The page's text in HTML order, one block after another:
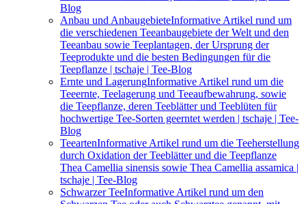
Blog
Anbau und AnbaugebieteInformative Artikel rund um
die verschiedenen Teeanbaugebiete der Welt und den
Teeanbau sowie Teeplantagen, der Ursprung der
Teeprodukte und die besten Bedingungen für die
Teepflanze | tschaje | Tee-Blog
Ernte und LagerungInformative Artikel rund um die
Teeernte, Teelagerung und Teeaufbewahrung, sowie
die Teepflanze, deren Teeblätter und Teeblüten für
hochwertige Tee-Sorten geerntet werden | tschaje | Tee-
Blog
TeeartenInformative Artikel rund um die Teeherstellung
durch Oxidation der Teeblätter und die Teepflanze
Thea Camellia sinensis sowie Thea Camellia assamica |
tschaje | Tee-Blog
Schwarzer TeeInformative Artikel rund um den